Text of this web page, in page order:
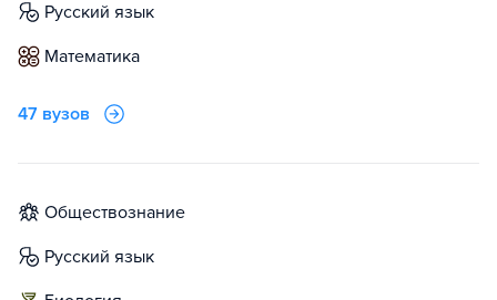
русский язык
математика
47 вузов
обществознание
русский язык